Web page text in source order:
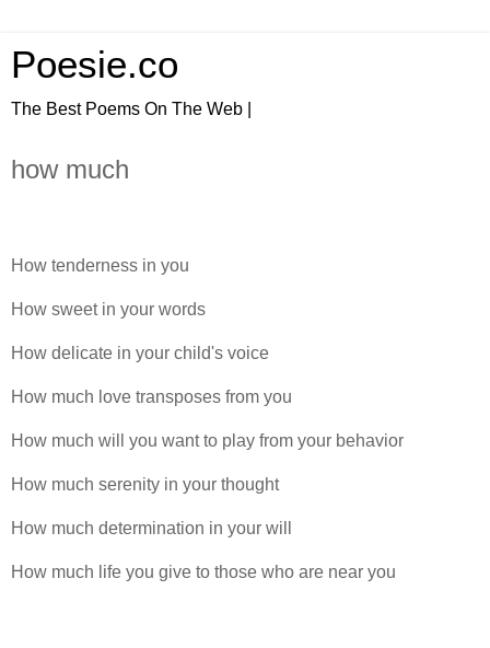
Poesie.co
The Best Poems On The Web |
how much
How tenderness in you
How sweet in your words
How delicate in your child's voice
How much love transposes from you
How much will you want to play from your behavior
How much serenity in your thought
How much determination in your will
How much life you give to those who are near you